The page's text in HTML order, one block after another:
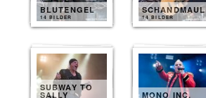
BLUTENGEL
14 BILDER
SCHANDMAUL
14 BILDER
SUBWAY TO
SALLY MONO INC.